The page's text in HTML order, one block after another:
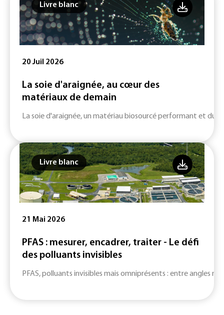
Livre blanc
20 Juil 2026
La soie d'araignée, au cœur des
matériaux de demain
La soie d'araignée, un matériau biosourcé performant et
Livre blanc
21 Mai 2026
PFAS : mesurer, encadrer, traiter - Le défi
des polluants invisibles
PFAS, polluants invisibles mais omniprésents : entre angles